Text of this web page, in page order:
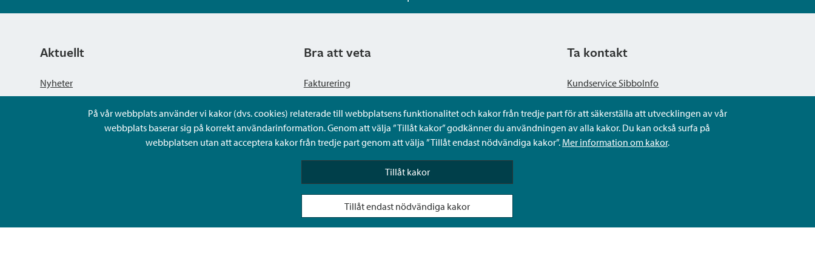
På vår webbplats använder vi kakor (dvs. cookies) relaterade till webbplatsens funktionalitet och kakor från tredje part för att säkerställa att utvecklingen av vår
webbplats baserar sig på korrekt användarinformation. Genom att välja ”Tillåt kakor” godkänner du användningen av alla kakor. Du kan också surfa på
webbplatsen utan att acceptera kakor från tredje part genom att välja ”Tillåt endast nödvändiga kakor”. Mer information om kakor.
Tillåt kakor
Tillåt endast nödvändiga kakor
Aktuellt
Nyheter
Kungörelser
Bra att veta
Fakturering
Dataskyddsbeskrivning
Tillgänglighetsutlåtande
Sköta ärenden för någon annan i Sibbos Mina tjänster
Ta kontakt
Kundservice SibboInfo
Ge anonym respons
Ställ en fråga eller sköta ditt ärende